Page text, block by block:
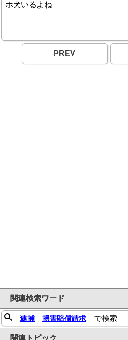
ホ犬いるよね
PREV
関連検索ワード
逮捕 損害賠償請求 で検索
関連トピック